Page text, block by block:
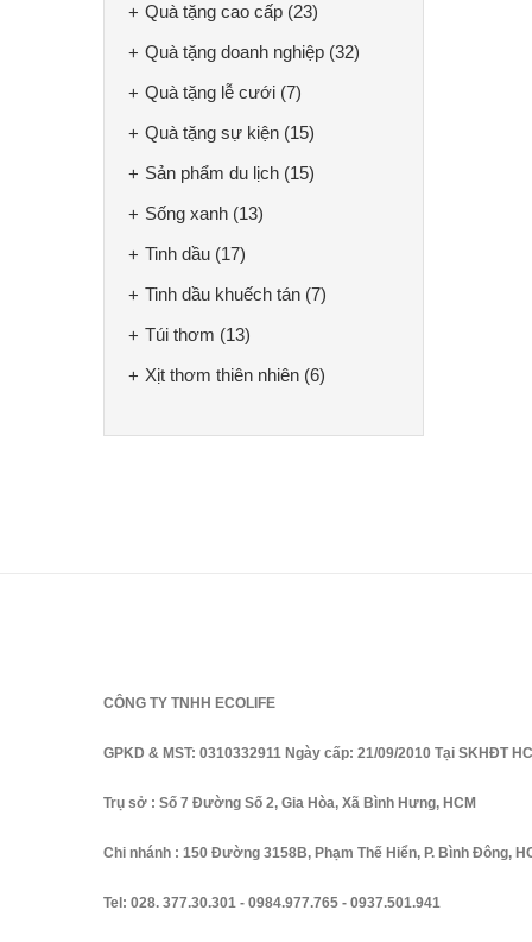
Quà tặng cao cấp (23)
Quà tặng doanh nghiệp (32)
Quà tặng lễ cưới (7)
Quà tặng sự kiện (15)
Sản phẩm du lịch (15)
Sống xanh (13)
Tinh dầu (17)
Tinh dầu khuếch tán (7)
Túi thơm (13)
Xịt thơm thiên nhiên (6)
CÔNG TY TNHH ECOLIFE
GPKD & MST: 0310332911 Ngày cấp: 21/09/2010 Tại SKHĐT
Trụ sở : Số 7 Đường Số 2, Gia Hòa, Xã Bình Hưng, HCM
Chi nhánh : 150 Đường 3158B, Phạm Thế Hiển, P. Bình Đông,
Tel: 028. 377.30.301 - 0984.977.765 - 0937.501.941